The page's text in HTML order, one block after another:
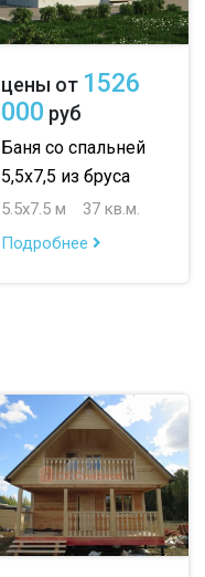
цены от 1526
000 руб
Баня со спальней
5,5х7,5 из бруса
5.5х7.5 м
37 кв.м.
Подробнее